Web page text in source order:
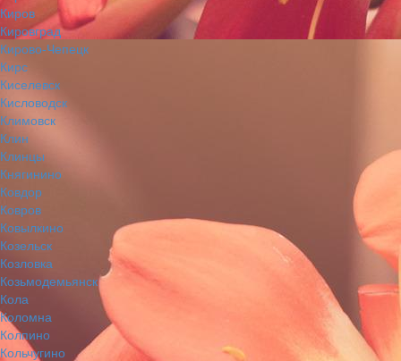
Киров
Кировград
Кирово-Чепецк
Кирс
Киселевск
Кисловодск
Климовск
Клин
Клинцы
Княгинино
Ковдор
Ковров
Ковылкино
Козельск
Козловка
Козьмодемьянск
Кола
Коломна
Колпино
Кольчугино